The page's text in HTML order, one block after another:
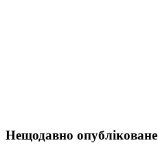
Нещодавно опубліковане